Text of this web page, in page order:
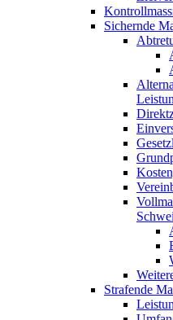
Sichernde
Strafende